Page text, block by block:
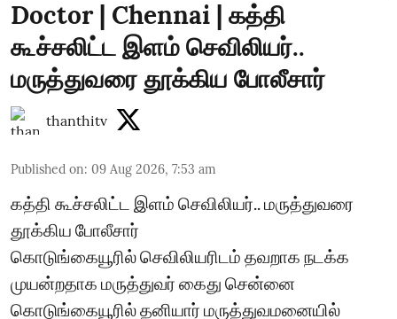
Doctor | Chennai | கத்தி
கூச்சலிட்ட இளம் செவிலியர்..
மருத்துவரை தூக்கிய போலீசார்
thanthitv
Published on: 09 Aug 2026, 7:53 am
கத்தி கூச்சலிட்ட இளம் செவிலியர்.. மருத்துவரை
தூக்கிய போலீசார்
கொடுங்கையூரில் செவிலியரிடம் தவறாக நடக்க
முயன்றதாக மருத்துவர் கைது சென்னை
கொடுங்கையூரில் தனியார் மருத்துவமனையில்